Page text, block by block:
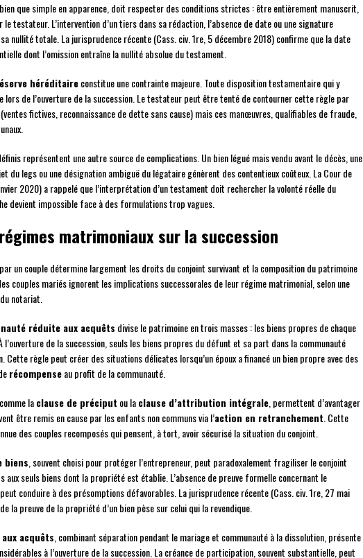
, bien que simple en apparence, doit respecter des conditions strictes : être entièrement manuscrit,
testateur. L’intervention d’un tiers dans sa rédaction, l’absence de date ou une signature
nullité totale. La jurisprudence récente (Cass. civ. 1re, 5 décembre 2018) confirme que la date
dont l’omission entraîne la nullité absolue du testament.
héréditaireconstitue une contrainte majeure. Toute disposition testamentaire qui y
de l’ouverture de la succession. Le testateur peut être tenté de contourner cette règle par
(ventes fictives, reconnaissance de dette sans cause) mais ces manœuvres, qualifiables de fraude,
représentent une autre source de complications. Un bien légué mais vendu avant le décès, une
du legs ou une désignation ambiguë du légataire génèrent des contentieux coûteux. La Cour de
2020) a rappelé que l’interprétation d’un testament doit rechercher la volonté réelle du
devient impossible face à des formulations trop vagues.
matrimoniaux sur la succession
un couple détermine largement les droits du conjoint survivant et la composition du patrimoine
couples mariés ignorent les implications successorales de leur régime matrimonial, selon une
notariat.
réduite aux acquêts divise le patrimoine en trois masses : les biens propres de chaque
l’ouverture de la succession, seuls les biens propres du défunt et sa part dans la communauté
règle peut créer des situations délicates lorsqu’un époux a financé un bien propre avec des
récompenseau profit de la communauté.
laclause de préciput ou laclause d’attribution intégrale , permettent d’avantager
être remis en cause par les enfants non communs via l’action en retranchement . Cette
des couples recomposés qui pensent, à tort, avoir sécurisé la situation du conjoint.
biens , souvent choisi pour protéger l’entrepreneur, peut paradoxalement fragiliser le conjoint
seuls biens dont la propriété est établie. L’absence de preuve formelle concernant le
conduire à des présomptions défavorables. La jurisprudence récente (Cass. civ. 1re, 27 mai
la preuve de la propriété d’un bien pèse sur celui qui la revendique.
acquêts , combinant séparation pendant le mariage et communauté à la dissolution, présente
à l’ouverture de la succession. La créance de participation, souvent substantielle, peut